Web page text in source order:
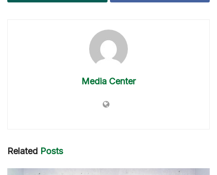
Media Center
Related Posts